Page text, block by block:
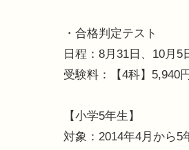
・合格判定テスト
日程：8月31日、10月5
受験料：【4科】5,940
【小学5年生】
対象：2014年4月から5